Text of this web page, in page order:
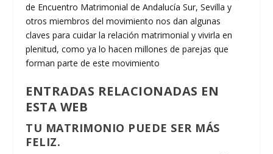
de Encuentro Matrimonial de Andalucía Sur, Sevilla y
otros miembros del movimiento nos dan algunas
claves para cuidar la relación matrimonial y vivirla en
plenitud, como ya lo hacen millones de parejas que
forman parte de este movimiento
ENTRADAS RELACIONADAS EN
ESTA WEB
TU MATRIMONIO PUEDE SER MÁS
FELIZ.